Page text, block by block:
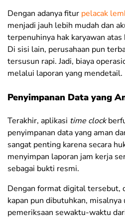
Dengan adanya fitur pelacak
menjadi jauh lebih mudah dan
terpenuhinya hak karyawan
Di sisi lain, perusahaan pun
tersusun rapi. Jadi, biaya
melalui laporan yang mendetail.
Penyimpanan Data yang
Terakhir, aplikasi time clock
penyimpanan data yang aman
sangat penting karena secara
menyimpan laporan jam kerja
sebagai bukti resmi.
Dengan format digital tersebut,
kapan pun dibutuhkan,
pemeriksaan sewaktu-waktu